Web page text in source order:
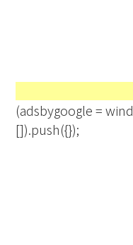
(adsbygoogle =
[]).push({});